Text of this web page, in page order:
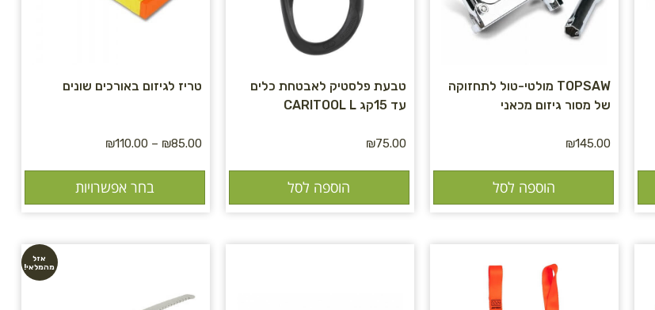
TOPSAW מולטי-טול לתחזוקה
של מסור גיזום מכאני
₪145.00
הוספה לסל
טבעת פלסטיק לאבטחת כלים
עד 15קג CARITOOL L
₪75.00
הוספה לסל
טריז לגיזום באורכים שונים
₪85.00
–
₪110.00
בחר אפשרויות
אזל
מהמלאי!